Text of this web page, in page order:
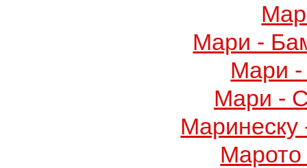
Мари -
Мари -
Мари -
Марото